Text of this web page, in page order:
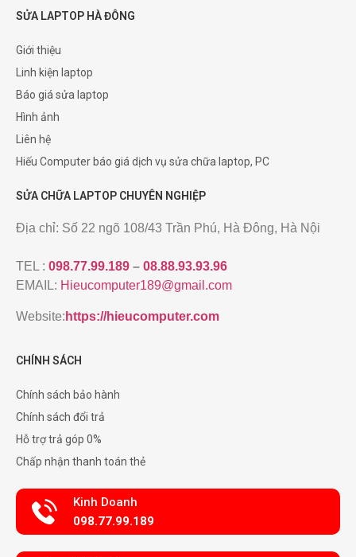
SỬA LAPTOP HÀ ĐÔNG
Giới thiệu
Linh kiện laptop
Báo giá sửa laptop
Hình ảnh
Liên hệ
Hiếu Computer báo giá dịch vụ sửa chữa laptop, PC
SỬA CHỮA LAPTOP CHUYÊN NGHIỆP
Địa chỉ: Số 22 ngõ 108/43 Trần Phú, Hà Đông, Hà Nội
TEL : 098.77.99.189 – 08.88.93.93.96
EMAIL: Hieucomputer189@gmail.com
Website: https://hieucomputer.com
CHÍNH SÁCH
Chính sách bảo hành
Chính sách đổi trả
Hỗ trợ trả góp 0%
Chấp nhận thanh toán thẻ
Kinh Doanh
098.77.99.189